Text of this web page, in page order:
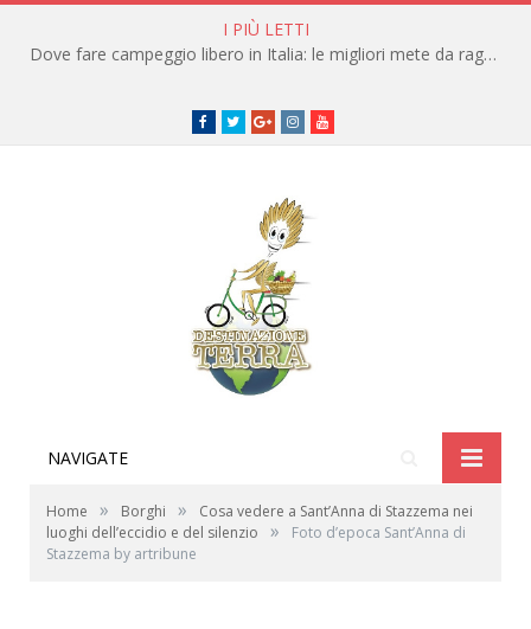
I PIÙ LETTI
Dove fare campeggio libero in Italia: le migliori mete da raggiungere in traghetto
Facebook
TwitterGoogle+instagramyoutube
NAVIGATE
Home » Borghi »
Cosa vedere a Sant’Anna di Stazzema nei
luoghi dell’eccidio e del silenzio
»
Foto d’epoca Sant’Anna di
Stazzema by artribune